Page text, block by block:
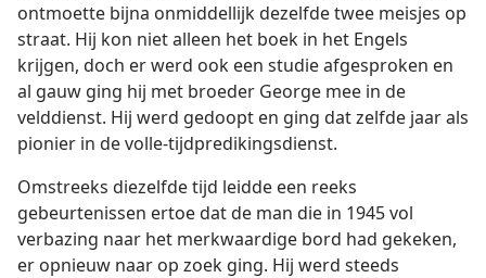
ontmoette bijna onmiddellijk dezelfde twee meisjes op
straat. Hij kon niet alleen het boek in het Engels
krijgen, doch er werd ook een studie afgesproken en
al gauw ging hij met broeder George mee in de
velddienst. Hij werd gedoopt en ging dat zelfde jaar als
pionier in de volle-tijdpredikingsdienst.
Omstreeks diezelfde tijd leidde een reeks
gebeurtenissen ertoe dat de man die in 1945 vol
verbazing naar het merkwaardige bord had gekeken,
er opnieuw naar op zoek ging. Hij werd steeds